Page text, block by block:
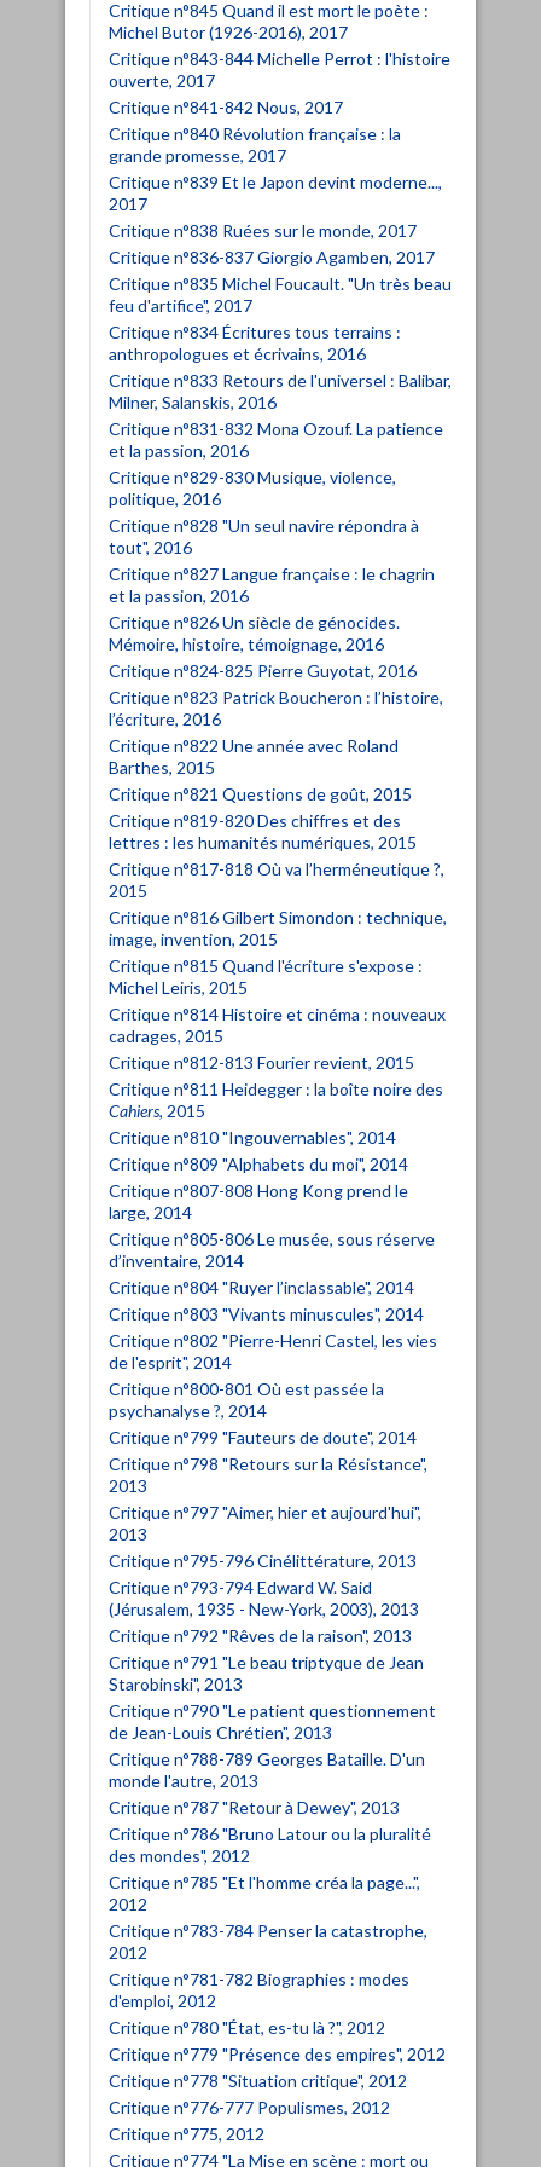
Critique n°845 Quand il est mort le poète :
Michel Butor (1926-2016), 2017
Critique n°843-844 Michelle Perrot : l'histoire
ouverte, 2017
Critique n°841-842 Nous, 2017
Critique n°840 Révolution française : la
grande promesse, 2017
Critique n°839 Et le Japon devint moderne...,
2017
Critique n°838 Ruées sur le monde, 2017
Critique n°836-837 Giorgio Agamben, 2017
Critique n°835 Michel Foucault. "Un très beau
feu d'artifice", 2017
Critique n°834 Écritures tous terrains :
anthropologues et écrivains, 2016
Critique n°833 Retours de l'universel : Balibar,
Milner, Salanskis, 2016
Critique n°831-832 Mona Ozouf. La patience
et la passion, 2016
Critique n°829-830 Musique, violence,
politique, 2016
Critique n°828 "Un seul navire répondra à
tout", 2016
Critique n°827 Langue française : le chagrin
et la passion, 2016
Critique n°826 Un siècle de génocides.
Mémoire, histoire, témoignage, 2016
Critique n°824-825 Pierre Guyotat, 2016
Critique n°823 Patrick Boucheron : l’histoire,
l’écriture, 2016
Critique n°822 Une année avec Roland
Barthes, 2015
Critique n°821 Questions de goût, 2015
Critique n°819-820 Des chiffres et des
lettres : les humanités numériques, 2015
Critique n°817-818 Où va l’herméneutique ?,
2015
Critique n°816 Gilbert Simondon : technique,
image, invention, 2015
Critique n°815 Quand l'écriture s'expose :
Michel Leiris, 2015
Critique n°814 Histoire et cinéma : nouveaux
cadrages, 2015
Critique n°812-813 Fourier revient, 2015
Critique n°811 Heidegger : la boîte noire des
Cahiers, 2015
Critique n°810 "Ingouvernables", 2014
Critique n°809 "Alphabets du moi", 2014
Critique n°807-808 Hong Kong prend le
large, 2014
Critique n°805-806 Le musée, sous réserve
d’inventaire, 2014
Critique n°804 "Ruyer l’inclassable", 2014
Critique n°803 "Vivants minuscules", 2014
Critique n°802 "Pierre-Henri Castel, les vies
de l'esprit", 2014
Critique n°800-801 Où est passée la
psychanalyse ?, 2014
Critique n°799 "Fauteurs de doute", 2014
Critique n°798 "Retours sur la Résistance",
2013
Critique n°797 "Aimer, hier et aujourd'hui",
2013
Critique n°795-796 Cinélittérature, 2013
Critique n°793-794 Edward W. Said
(Jérusalem, 1935 - New-York, 2003), 2013
Critique n°792 "Rêves de la raison", 2013
Critique n°791 "Le beau triptyque de Jean
Starobinski", 2013
Critique n°790 "Le patient questionnement
de Jean-Louis Chrétien", 2013
Critique n°788-789 Georges Bataille. D'un
monde l'autre, 2013
Critique n°787 "Retour à Dewey", 2013
Critique n°786 "Bruno Latour ou la pluralité
des mondes", 2012
Critique n°785 "Et l'homme créa la page...",
2012
Critique n°783-784 Penser la catastrophe,
2012
Critique n°781-782 Biographies : modes
d'emploi, 2012
Critique n°780 "État, es-tu là ?", 2012
Critique n°779 "Présence des empires", 2012
Critique n°778 "Situation critique", 2012
Critique n°776-777 Populismes, 2012
Critique n°775, 2012
Critique n°774 "La Mise en scène : mort ou